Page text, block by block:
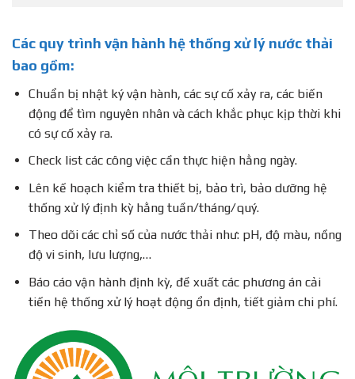
Các quy trình vận hành hệ thống xử lý nước thải
bao gồm:
Chuẩn bị nhật ký vận hành, các sự cố xảy ra, các biến
động để tìm nguyên nhân và cách khắc phục kịp thời khi
có sự cố xảy ra.
Check list các công việc cần thực hiện hằng ngày.
Lên kế hoạch kiểm tra thiết bị, bảo trì, bảo dưỡng hệ
thống xử lý định kỳ hằng tuần/tháng/quý.
Theo dõi các chỉ số của nước thải như: pH, độ màu, nồng
độ vi sinh, lưu lượng,…
Báo cáo vận hành định kỳ, đề xuất các phương án cải
tiến hệ thống xử lý hoạt động ổn định, tiết giảm chi phí.